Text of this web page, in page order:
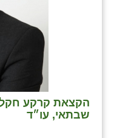
הקצאת קרקע
שבתאי, עו״ד